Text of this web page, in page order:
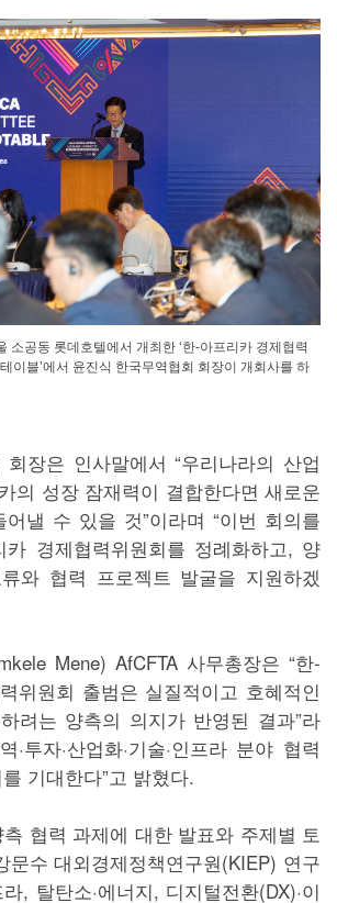
소공동 롯데호텔에서 개최한 ‘한-아프리카 경제협력
이블’에서 윤진식 한국무역협회 회장이 개회사를 하
장은 인사말에서 “우리나라의 산업
의 성장 잠재력이 결합한다면 새로운
낼 수 있을 것”이라며 “이번 회의를
카 경제협력위원회를 정례화하고, 양
와 협력 프로젝트 발굴을 지원하겠
Mene) AfCFTA 사무총장은 “한-
위원회 출범은 실질적이고 호혜적인
려는 양측의 의지가 반영된 결과”라
·투자·산업화·기술·인프라 분야 협력
기대한다”고 밝혔다.
협력 과제에 대한 발표와 주제별 토
문수 대외경제정책연구원(KIEP) 연구
, 탈탄소·에너지, 디지털전환(DX)·이